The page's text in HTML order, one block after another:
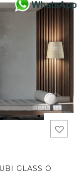
GLASS O